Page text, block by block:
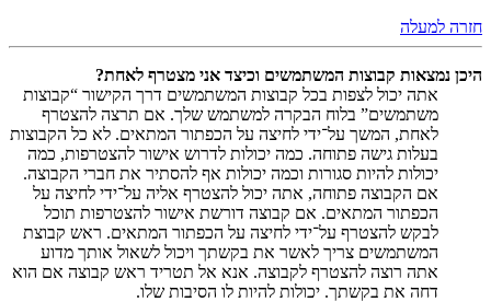
חזרה למעלה
היכן נמצאות קבוצות המשתמשים וכיצד אני מצטרף לאחת?
אתה יכול לצפות בכל קבוצות המשתמשים דרך הקישור “קבוצות
משתמשים” בלוח הבקרה למשתמש שלך. אם תרצה להצטרף
לאחת, המשך על־ידי לחיצה על הכפתור המתאים. לא כל הקבוצות
בעלות גישה פתוחה. כמה יכולות לדרוש אישור להצטרפות, כמה
יכולות להיות סגורות וכמה יכולות אף להסתיר את חברי הקבוצה.
אם הקבוצה פתוחה, אתה יכול להצטרף אליה על־ידי לחיצה על
הכפתור המתאים. אם קבוצה דורשת אישור להצטרפות תוכל
לבקש להצטרף על־ידי לחיצה על הכפתור המתאים. ראש קבוצת
המשתמשים צריך לאשר את בקשתך ויכול לשאול אותך מדוע
אתה רוצה להצטרף לקבוצה. אנא אל תטריד ראש קבוצה אם הוא
דחה את בקשתך. יכולות להיות לו הסיבות שלו.